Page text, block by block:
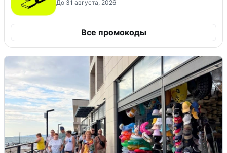
До 31 августа, 2026
Все промокоды